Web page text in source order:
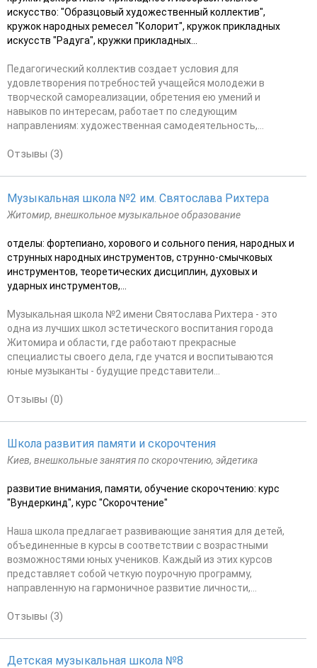
искусство: "Образцовый художественный коллектив",
кружок народных ремесел "Колорит", кружок прикладных
искусств "Радуга", кружки прикладных...
Педагогический коллектив создает условия для
удовлетворения потребностей учащейся молодежи в
творческой самореализации, обретения ею умений и
навыков по интересам, работает по следующим
направлениям: художественная самодеятельность,...
Отзывы (3)
Музыкальная школа №2 им. Святослава Рихтера
Житомир, внешкольное музыкальное образование
отделы: фортепиано, хорового и сольного пения, народных и
струнных народных инструментов, струнно-смычковых
инструментов, теоретических дисциплин, духовых и
ударных инструментов,...
Музыкальная школа №2 имени Святослава Рихтера - это
одна из лучших школ эстетического воспитания города
Житомира и области, где работают прекрасные
специалисты своего дела, где учатся и воспитываются
юные музыканты - будущие представители...
Отзывы (0)
Школа развития памяти и скорочтения
Киев, внешкольные занятия по скорочтению, эйдетика
развитие внимания, памяти, обучение скорочтению: курс
"Вундеркинд", курс "Скорочтение"
Наша школа предлагает развивающие занятия для детей,
объединенные в курсы в соответствии с возрастными
возможностями юных учеников. Каждый из этих курсов
представляет собой четкую поурочную программу,
направленную на гармоничное развитие личности,...
Отзывы (3)
Детская музыкальная школа №8